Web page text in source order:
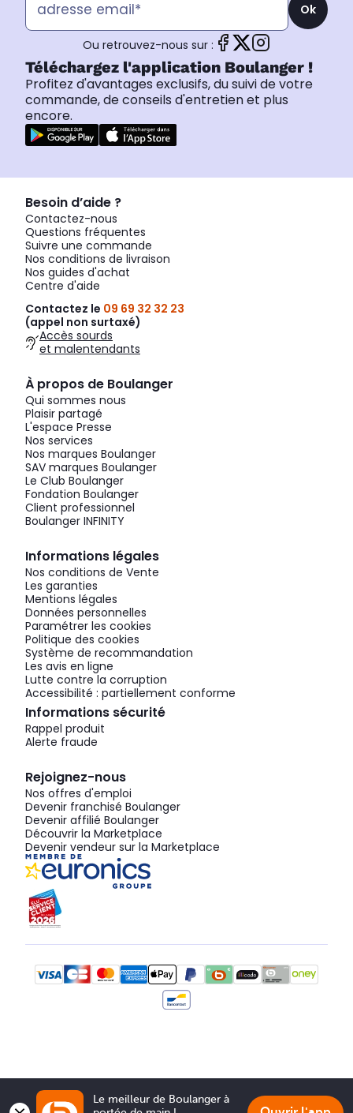
Ok
Ou retrouvez-nous sur :
Téléchargez l'application Boulanger !
Profitez d'avantages exclusifs, du suivi de votre
commande, de conseils d'entretien et plus
encore.
Besoin d’aide ?
Contactez-nous
Questions fréquentes
Suivre une commande
Nos conditions de livraison
Nos guides d'achat
Centre d'aide
Contactez le 09 69 32 32 23
(appel non surtaxé)
Accès sourds
et malentendants
À propos de Boulanger
Qui sommes nous
Plaisir partagé
L'espace Presse
Nos services
Nos marques Boulanger
SAV marques Boulanger
Le Club Boulanger
Fondation Boulanger
Client professionnel
Boulanger INFINITY
Informations légales
Nos conditions de Vente
Les garanties
Mentions légales
Données personnelles
Paramétrer les cookies
Politique des cookies
Système de recommandation
Les avis en ligne
Lutte contre la corruption
Accessibilité : partiellement conforme
Informations sécurité
Rappel produit
Alerte fraude
Rejoignez-nous
Nos offres d'emploi
Devenir franchisé Boulanger
Devenir affilié Boulanger
Découvrir la Marketplace
Devenir vendeur sur la Marketplace
Le meilleur de Boulanger à